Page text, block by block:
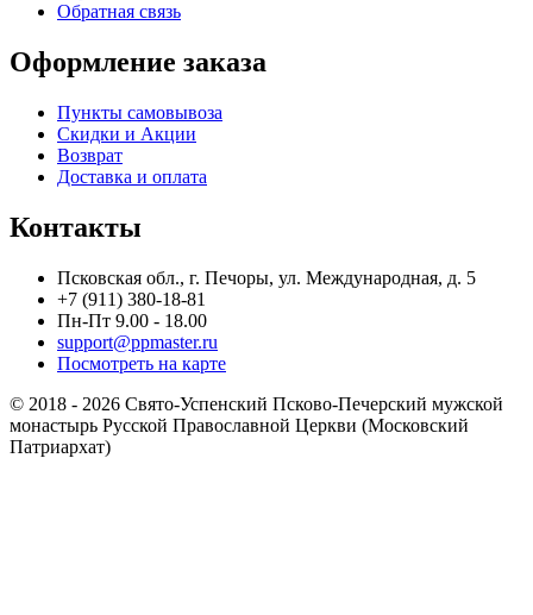
Обратная связь
Оформление заказа
Пункты самовывоза
Скидки и Акции
Возврат
Доставка и оплата
Контакты
Псковская обл., г. Печоры, ул. Международная, д. 5
+7 (911) 380-18-81
Пн-Пт 9.00 - 18.00
support@ppmaster.ru
Посмотреть на карте
© 2018 - 2026 Свято-Успенский Псково-Печерский мужской
монастырь Русской Православной Церкви (Московский
Патриархат)